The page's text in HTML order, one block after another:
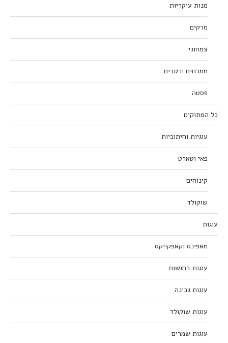
מנות עיקריות
מרקים
צמחוני
ממרחים ורטבים
פסטה
כל המתוקים
עוגיות וחיתוכיות
פאי וטארט
קינוחים
שוקולד
עוגות
מאפינס וקאפקייקס
עוגות בחושות
עוגות גבינה
עוגות שוקולד
עוגות שמרים